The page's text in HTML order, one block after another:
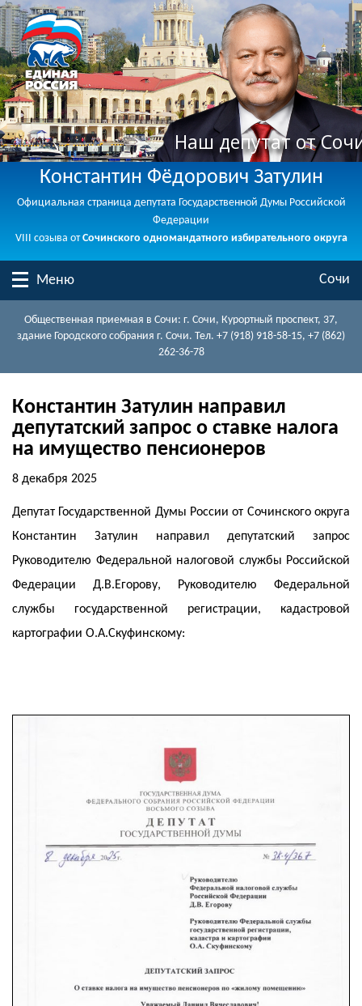
Наш депутат от
Константин Фёдорович Затулин
Официальная страница депутата Государственной Думы Российской
Федерации
VIII созыва отСочинского одномандатного избирательного округа
Меню Сочи
Общественная приемная в Сочи: г. Сочи, Курортный проспект, 37,
здание Городского собрания г. Сочи. Тел. +7 (918) 918-58-15, +7 (862)
262-36-78
Константин Затулин направил
депутатский запрос о ставке налога
на имущество пенсионеров
8 декабря 2025
Депутат Государственной Думы России от Сочинского округа
Константин Затулин направил депутатский запрос
Руководителю Федеральной налоговой службы Российской
Федерации Д.В.Егорову, Руководителю Федеральной
службы государственной регистрации, кадастровой
картографии О.А.Скуфинскому: